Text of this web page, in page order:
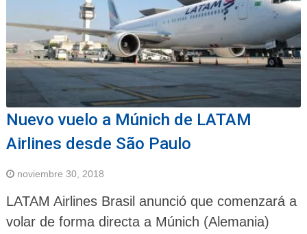
Nuevo vuelo a Múnich de LATAM
Airlines desde São Paulo
noviembre 30, 2018
LATAM Airlines Brasil anunció que comenzará a
volar de forma directa a Múnich (Alemania)